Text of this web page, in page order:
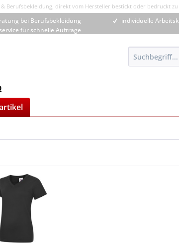
Berufsbekleidung, direkt vom Hersteller bestickt oder bedruckt
bei Berufsbekleidung
individuelle
für schnelle Aufträge